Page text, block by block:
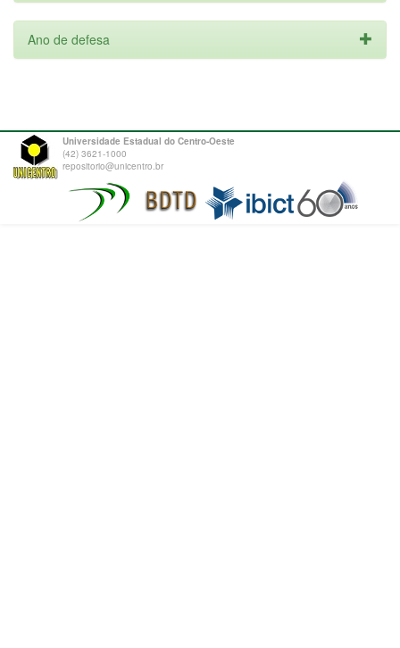
Ano de defesa
Universidade Estadual do Centro-Oeste
(42) 3621-1000
repositorio@unicentro.br